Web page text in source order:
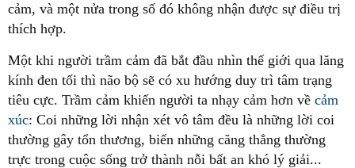
cảm, và một nửa trong số đó không nhận được sự điều trị
thích hợp.
Một khi người trầm cảm đã bắt đầu nhìn thế giới qua lăng
kính đen tối thì não bộ sẽ có xu hướng duy trì tâm trạng
tiêu cực. Trầm cảm khiến người ta nhạy cảm hơn về cảm
xúc: Coi những lời nhận xét vô tâm đều là những lời coi
thường gây tổn thương, biến những căng thẳng thường
trực trong cuộc sống trở thành nỗi bất an khó lý giải...